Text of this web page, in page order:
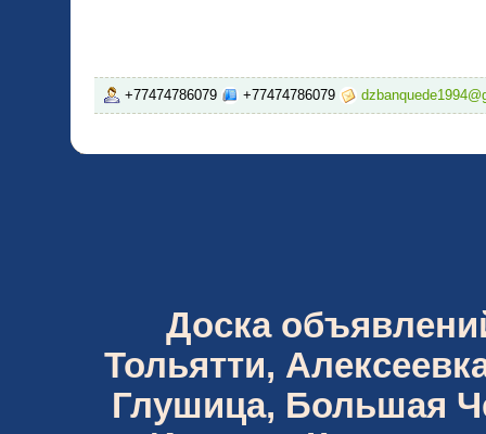
+77474786079 +77474786079
Доска
Тольятти,
Глушица, Большая